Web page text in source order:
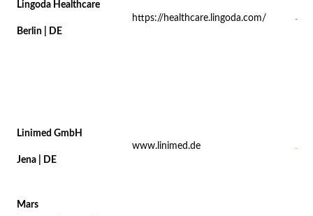
Lingoda Healthcare
Berlin | DE
https://healthcare.lingoda.com/
Linimed GmbH
Jena | DE
www.linimed.de
Mars